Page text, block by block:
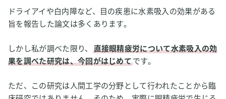
ドライアイや白内障など、目の疾患に水素吸入の効果がある
旨を報告した論文は多くあります。
しかし私が調べた限り、
直接眼精疲労について水素吸入の効
果を調べた研究は、今回がはじめてです。
ただ、この研究は人間工学の分野として行われたことから臨